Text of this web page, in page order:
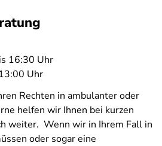
16:30 Uhr
Uhr
Rechten in ambulanter oder
helfen wir Ihnen bei kurzen
weiter. Wenn wir in Ihrem Fall in
oder sogar eine